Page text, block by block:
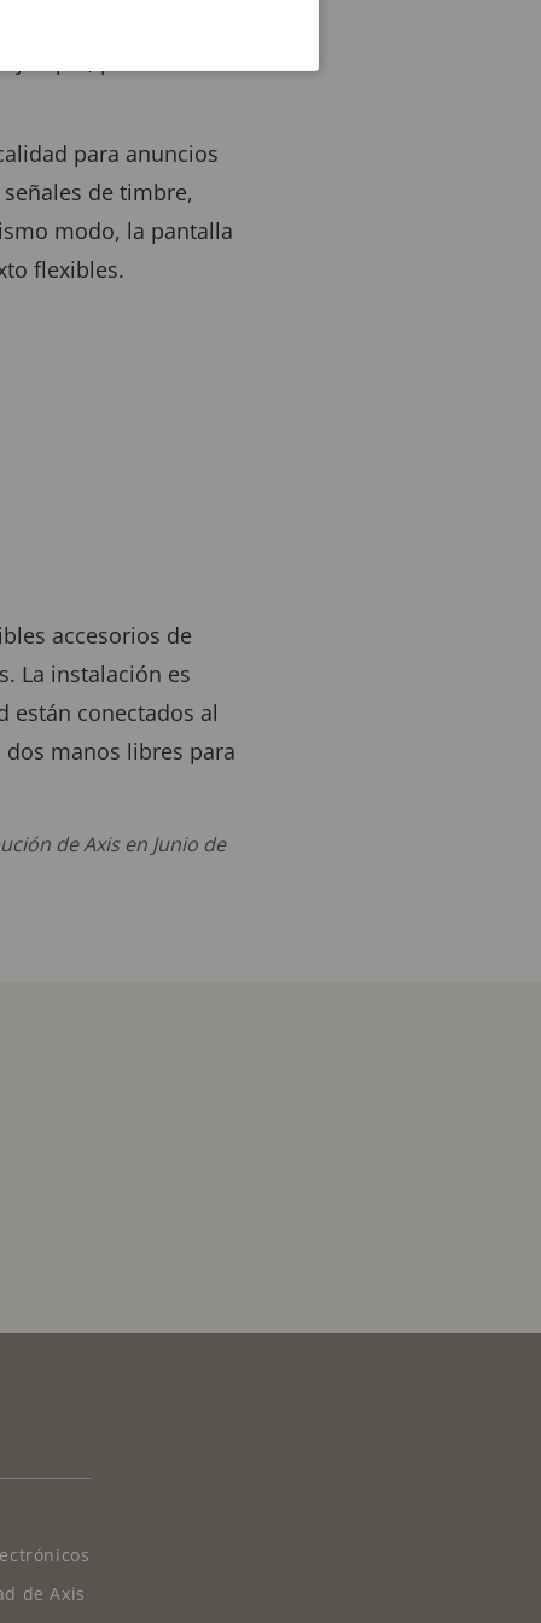
mezclar y combinar
para anuncios
de timbre,
modo, la pantalla
flexibles.
accesorios de
La instalación es
están conectados al
manos libres para
de Axis en Junio de
de Axis